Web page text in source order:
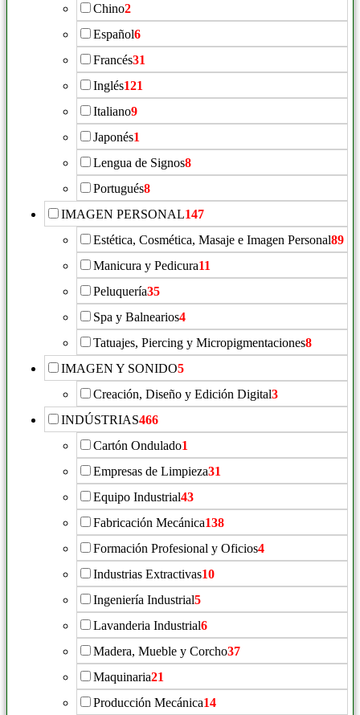
Chino2
Español6
Francés31
Inglés121
Italiano9
Japonés1
Lengua de Signos8
Portugués8
IMAGEN PERSONAL147
Estética, Cosmética, Masaje e Imagen Personal89
Manicura y Pedicura11
Peluquería35
Spa y Balnearios4
Tatuajes, Piercing y Micropigmentaciones8
IMAGEN Y SONIDO5
Creación, Diseño y Edición Digital3
INDÚSTRIAS466
Cartón Ondulado1
Empresas de Limpieza31
Equipo Industrial43
Fabricación Mecánica138
Formación Profesional y Oficios4
Industrias Extractivas10
Ingeniería Industrial5
Lavanderia Industrial6
Madera, Mueble y Corcho37
Maquinaria21
Producción Mecánica14